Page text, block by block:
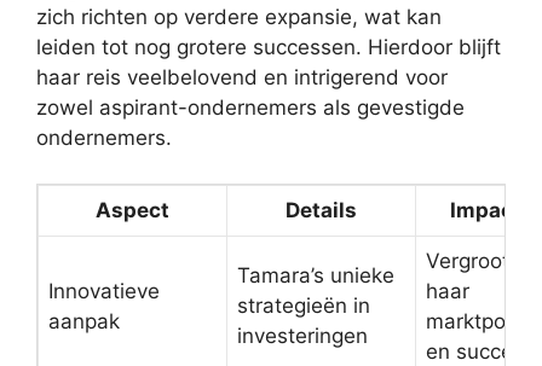
zich richten op verdere expansie, wat kan
leiden tot nog grotere successen. Hierdoor blijft
haar reis veelbelovend en intrigerend voor
zowel aspirant-ondernemers als gevestigde
ondernemers.
Aspect Details Impact
Innovatieve
aanpak
Tamara’s unieke
strategieën in
investeringen
Vergroot
haar
en succes